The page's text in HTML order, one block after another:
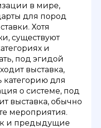
в мире,
для пород
Хотя
существуют
и
под эгидой
выставка,
для
о системе, под
выставка, обычно
мероприятия.
и предыдущие